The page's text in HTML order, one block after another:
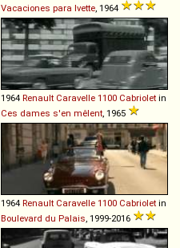
Vacaciones para Ivette, 1964
1964 Renault Caravelle 1100 Cabriolet in
Ces dames s'en mêlent, 1965
1964 Renault Caravelle 1100 Cabriolet in
Boulevard du Palais, 1999-2016